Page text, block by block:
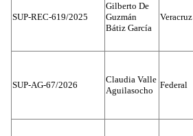
SUP-REC-619/2025
Gilberto De
Guzmán
Bátiz García
Veracruz
SUP-AG-67/2026
Claudia Valle
Aguilasocho
Federal